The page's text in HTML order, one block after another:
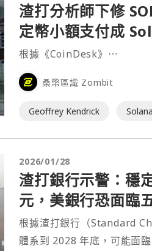
渣打分析師下修
定幣小額支付成
根據《CoinDesk》⋯
桑幣區識 Zombit
Geoffrey Kendrick Solana
2026/01/28
渣打銀行示警：穩
元，美銀行恐面臨
根據渣打銀行（Standard
體系到 2028 年底，可能面